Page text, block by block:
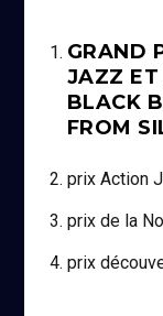
GRAND
JAZZ
BLACK
FROM
prix Action
prix de la
prix